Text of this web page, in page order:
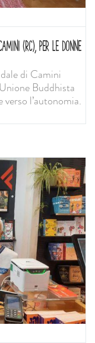
(RC), PER LE DONNE
di Camini
Buddhista
l’autonomia.